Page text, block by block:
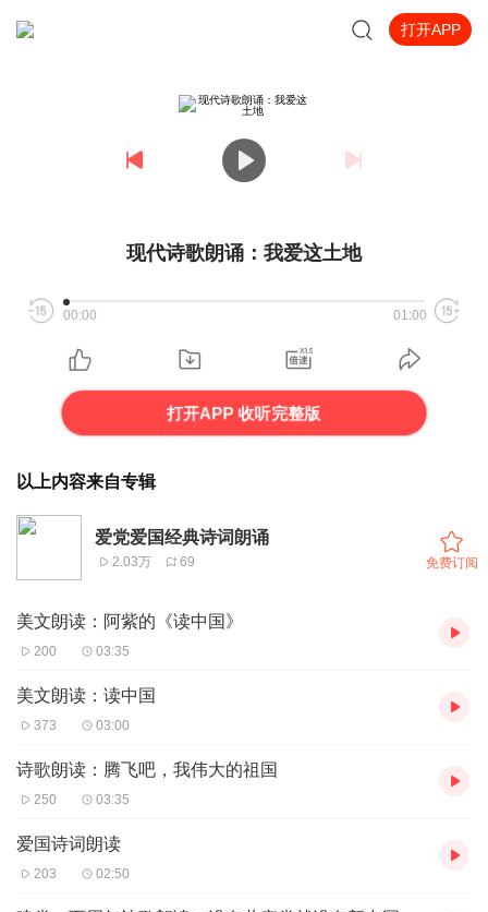
打开APP
现代诗歌朗诵：我爱这土地
00:00 01:00
打开APP 收听完整版
以上内容来自专辑
爱党爱国经典诗词朗诵
2.03万 69 免费订阅
美文朗读：阿紫的《读中国》
200 03:35
美文朗读：读中国
373 03:00
诗歌朗读：腾飞吧，我伟大的祖国
250 03:35
爱国诗词朗读
203 02:50